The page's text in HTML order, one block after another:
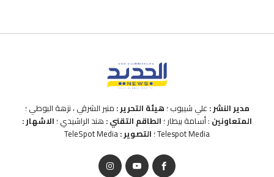
مدير النشر : علي شيبوب ؛ هيئة التحرير : منير الشرقي ، نزهة البوطي ؛
المتعاونين : أسامة بيطار ؛ الطاقم التقني : هند الراشيدي ؛ الاشهار :
Telespot Media ؛ التصوير :TeleSpot Media